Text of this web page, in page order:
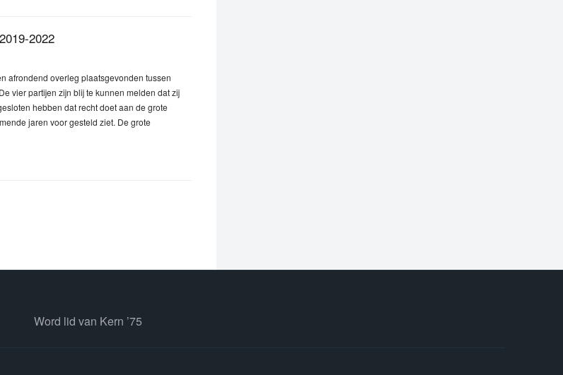
2022
afrondend overleg plaatsgevonden tussen
vier partijen zijn blij te kunnen melden dat zij
hebben dat recht doet aan de grote
jaren voor gesteld ziet. De grote
Word lid van Kern ’75